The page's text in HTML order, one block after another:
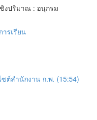
งปริมาณ : อนุกรม
รเรียน
ต์สำนักงาน ก.พ. (15:54)